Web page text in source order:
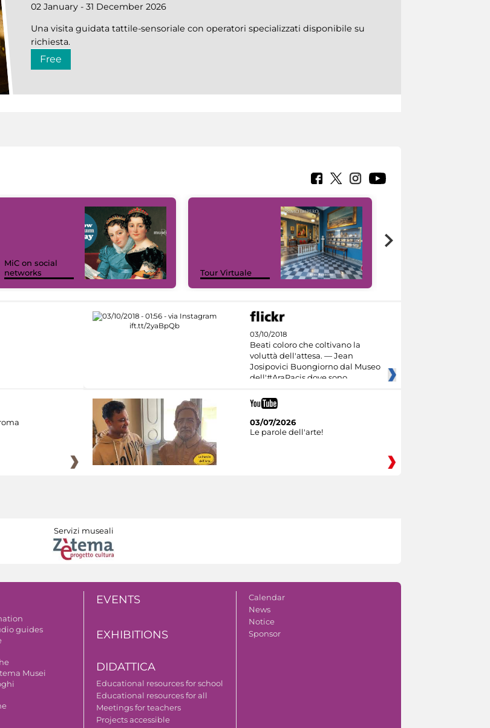
02 January - 31 December 2026
Una visita guidata tattile-sensoriale con operatori specializzati disponibile su
richiesta.
Free
MiC on social
networks
Tour Virtuale
03/10/2018
Beati coloro che coltivano la
voluttà dell'attesa. — Jean
Josipovici Buongiorno dal Museo
dell'#AraPacis dove sono
03/07/2026
Le parole dell'arte!
Servizi museali
guides
Musei
EVENTS
EXHIBITIONS
DIDATTICA
Educational resources for school
Educational resources for all
Meetings for teachers
Projects accessible
Calendar
News
Notice
Sponsor